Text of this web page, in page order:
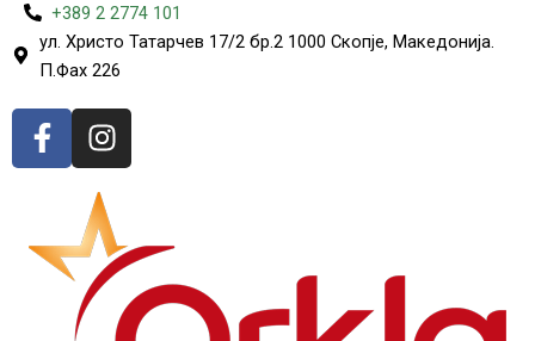
+389 2 2774 101
ул. Христо Татарчев 17/2 бр.2 1000 Скопје, Македонија.
П.Фах 226
F
a
b
o
I
n
t
a
g
r
a